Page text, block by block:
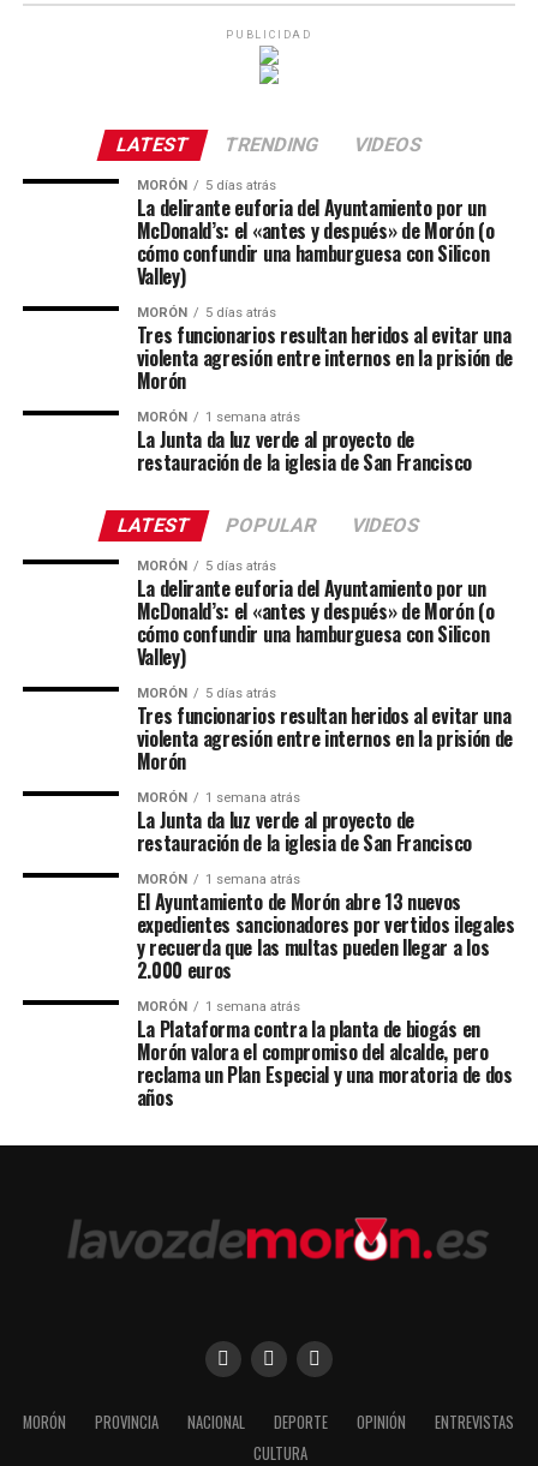
PUBLICIDAD
LATEST TRENDING VIDEOS
MORÓN 5 días atrás
La delirante euforia del Ayuntamiento por un
McDonald’s: el «antes y después» de Morón (o
cómo confundir una hamburguesa con Silicon
Valley)
MORÓN 5 días atrás
Tres funcionarios resultan heridos al evitar una
violenta agresión entre internos en la prisión de
Morón
MORÓN 1 semana atrás
La Junta da luz verde al proyecto de
restauración de la iglesia de San Francisco
LATEST POPULAR VIDEOS
MORÓN 5 días atrás
La delirante euforia del Ayuntamiento por un
McDonald’s: el «antes y después» de Morón (o
cómo confundir una hamburguesa con Silicon
Valley)
MORÓN 5 días atrás
Tres funcionarios resultan heridos al evitar una
violenta agresión entre internos en la prisión de
Morón
MORÓN 1 semana atrás
La Junta da luz verde al proyecto de
restauración de la iglesia de San Francisco
MORÓN 1 semana atrás
El Ayuntamiento de Morón abre 13 nuevos
expedientes sancionadores por vertidos ilegales
y recuerda que las multas pueden llegar a los
2.000 euros
MORÓN 1 semana atrás
La Plataforma contra la planta de biogás en
Morón valora el compromiso del alcalde, pero
reclama un Plan Especial y una moratoria de dos
años
MORÓN PROVINCIA NACIONAL DEPORTE OPINIÓN
ENTREVISTAS
CULTURA